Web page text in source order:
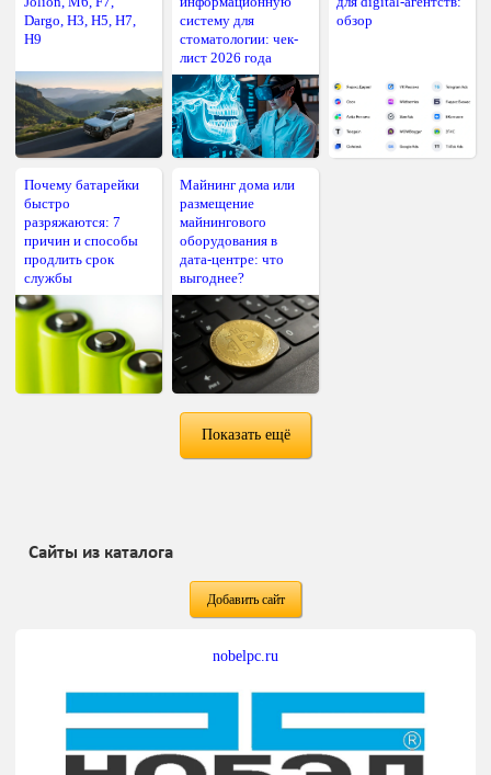
Dargo, H3, H5, H7,
H9
систему для
стоматологии: чек-
лист 2026 года
обзор
Почему батарейки
быстро
разряжаются: 7
причин и способы
продлить срок
службы
Майнинг дома или
размещение
майнингового
оборудования в
дата-центре: что
выгоднее?
Показать ещё
Сайты из каталога
Добавить сайт
nobelpc.ru